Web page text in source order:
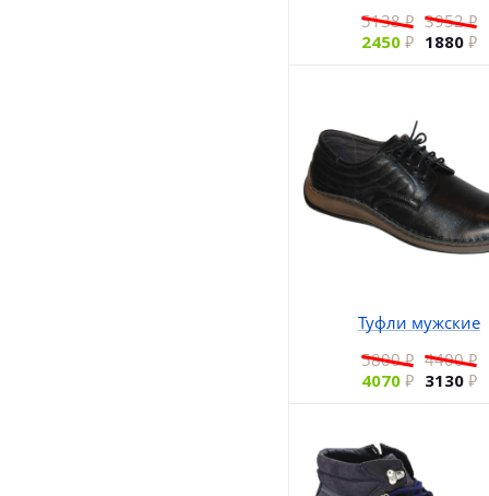
5138
2450
3952
1880
Туфли мужские
5800
4070
4400
3130